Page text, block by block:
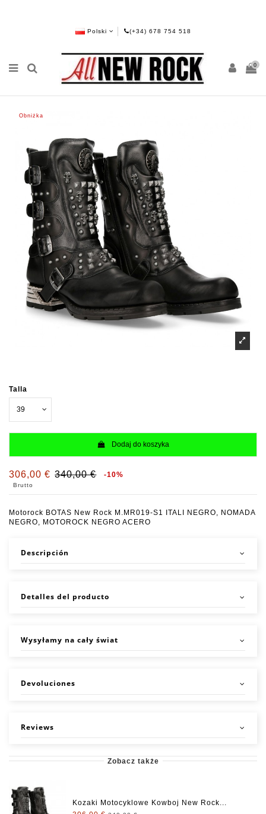
Polski (+34) 678 754 518
0
Obniżka
Talla
Dodaj do koszyka
306,00 € 340,00 € -10%
Brutto
Motorock BOTAS New Rock M.MR019-S1 ITALI NEGRO, NOMADA
NEGRO, MOTOROCK NEGRO ACERO
Descripción
Detalles del producto
Wysyłamy na cały świat
Devoluciones
Reviews
Zobacz także
Kozaki Motocyklowe Kowboj New Rock...